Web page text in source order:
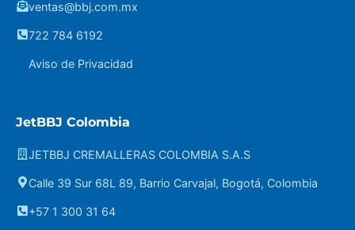
ventas@bbj.com.mx
722 784 6192
Aviso de Privacidad
JetBBJ Colombia
JETBBJ CREMALLERAS COLOMBIA S.A.S
Calle 39 Sur 68L 89, Barrio Carvajal, Bogotá, Colombia
+57 1 300 31 64